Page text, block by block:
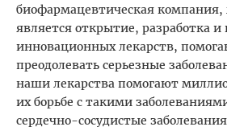
биофармацевтическая компания,
является открытие, разработка
инновационных лекарств,
преодолевать серьезные
наши лекарства помогают
их борьбе с такими
сердечно-сосудистые